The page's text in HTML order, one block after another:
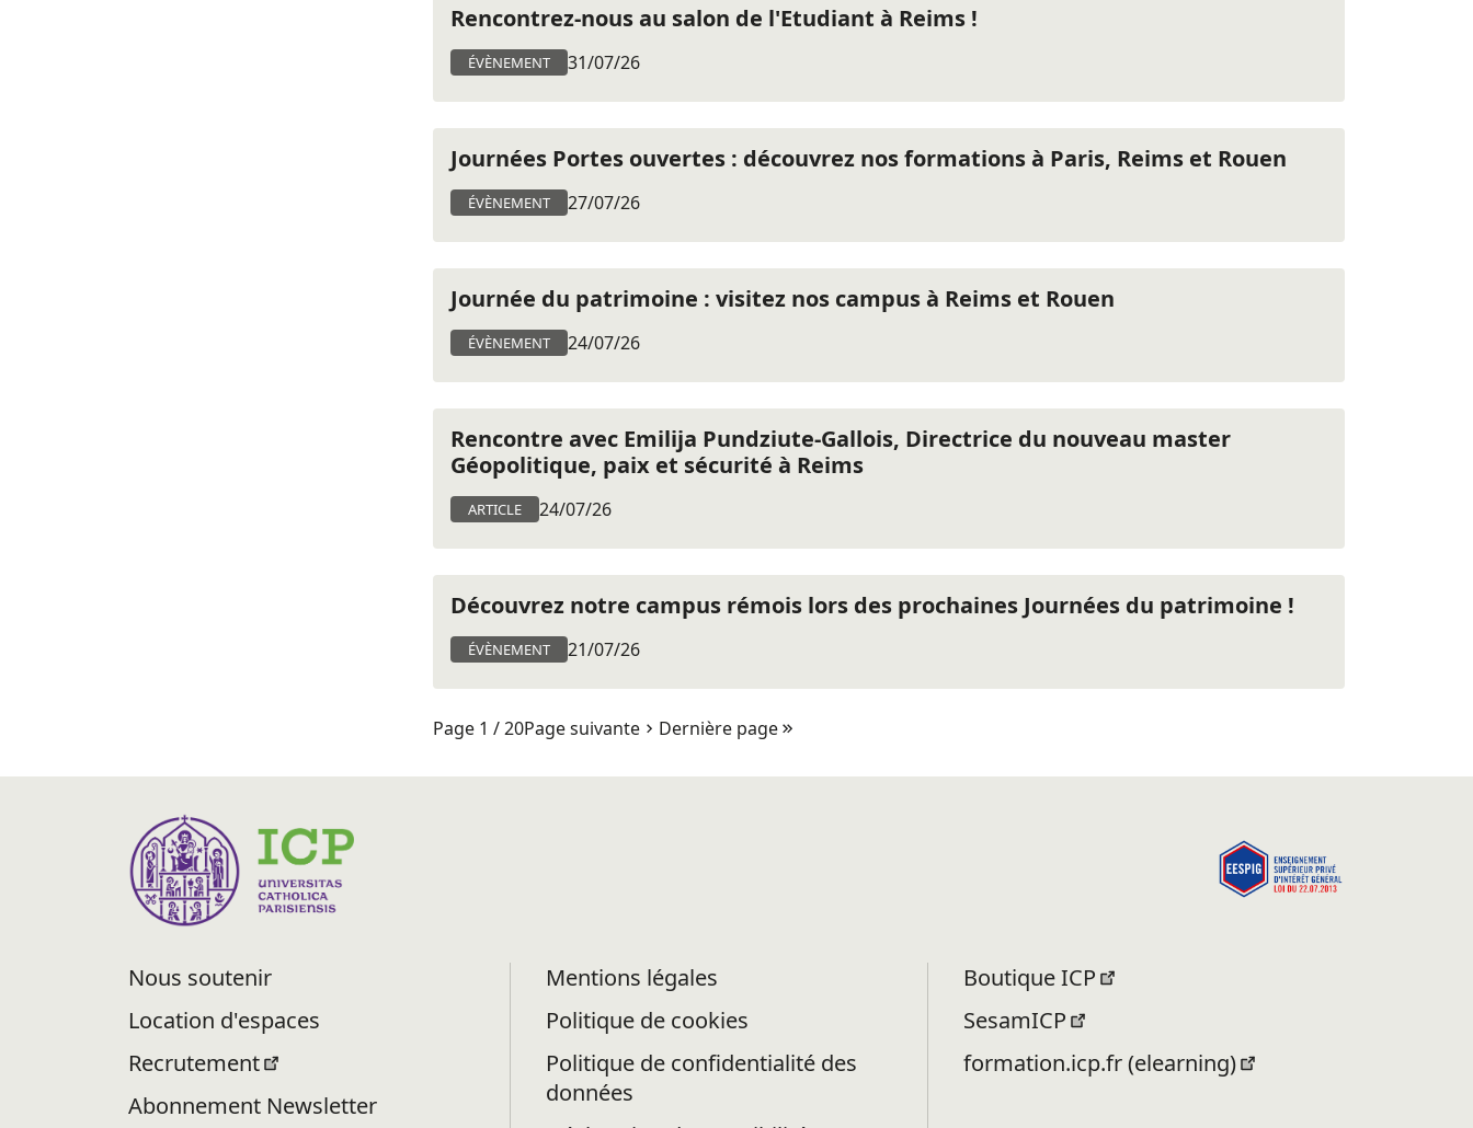
Rencontrez-nous au salon de l'Etudiant à Reims !
ÉVÈNEMENT 31/07/26
Journées Portes ouvertes : découvrez nos formations à Paris, Reims et Rouen
ÉVÈNEMENT 27/07/26
Journée du patrimoine : visitez nos campus à Reims et Rouen
ÉVÈNEMENT 24/07/26
Rencontre avec Emilija Pundziute-Gallois, Directrice du nouveau master
Géopolitique, paix et sécurité à Reims
ARTICLE 24/07/26
Découvrez notre campus rémois lors des prochaines Journées du patrimoine !
ÉVÈNEMENT 21/07/26
Page 1 / 20Page suivante Dernière page
Nous soutenir
Location d'espaces
Recrutement
Abonnement Newsletter
Mentions légales
Politique de cookies
Politique de confidentialité des
données
Boutique ICP
SesamICP
formation.icp.fr (elearning)